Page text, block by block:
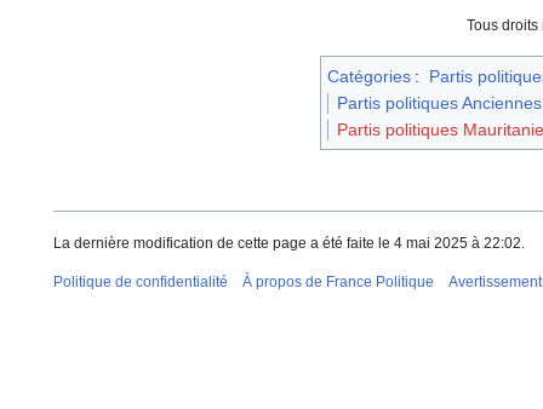
Tous
Catégories :
Partis
Partis politiques
Partis politiques Mauritanie
La dernière modification de cette page a été faite le 4 mai 2025 à 22:02.
Politique de confidentialité À propos de France Politique